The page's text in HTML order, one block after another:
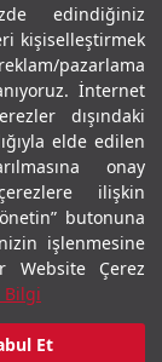
edindiğiniz
kişiselleştirmek
pazarlama
İnternet
dışındaki
elde edilen
onay
ilişkin
butonuna
işlenmesine
Website Çerez
Bilgi
Et
Şartlar ve Koşullar